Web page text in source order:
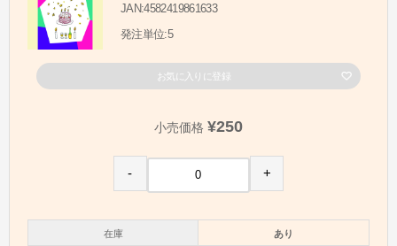
JAN:4582419861633
発注単位:5
お気に入りに登録
小売価格 ¥250
- +
在庫 あり